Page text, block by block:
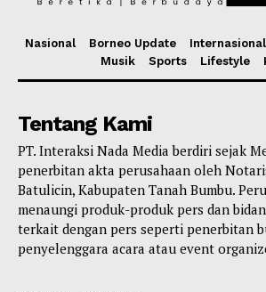
Nasional Borneo Update Internasional
Musik
Sports Lifestyle
Tentang Kami
PT. Interaksi Nada Media berdiri sejak
penerbitan akta perusahaan oleh
Batulicin, Kabupaten Tanah Bumbu.
menaungi produk-produk pers dan
terkait dengan pers seperti penerbitan
penyelenggara acara atau event